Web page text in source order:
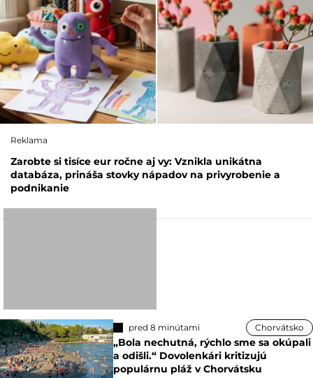
Reklama
Zarobte si tisíce eur ročne aj vy: Vznikla unikátna
databáza, prináša stovky nápadov na privyrobenie a
podnikanie
pred 8 minútami Chorvátsko
„Bola nechutná, rýchlo sme sa okúpali
a odišli.“ Dovolenkári kritizujú
populárnu pláž v Chorvátsku